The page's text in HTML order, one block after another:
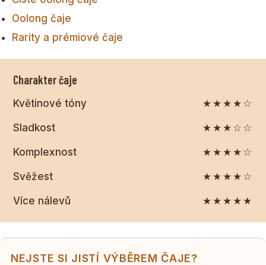
Oolong čaje
Rarity a prémiové čaje
Charakter čaje
Květinové tóny ★★★★☆
Sladkost ★★★☆☆
Komplexnost ★★★★☆
Svěžest ★★★★☆
Více nálevů ★★★★★
NEJSTE SI JISTÍ VÝBĚREM ČAJE?